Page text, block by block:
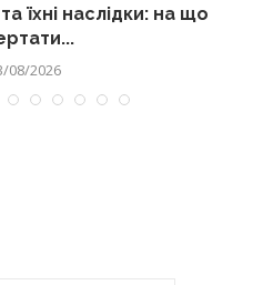
їхні наслідки: на що
08/2026